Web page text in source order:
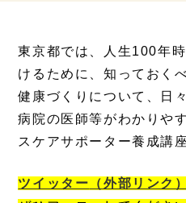
東京都では、人生100年
けるために、知っておく
健康づくりについて、日
病院の医師等がわかりや
スケアサポーター養成講
ツイッター （外部リンク）